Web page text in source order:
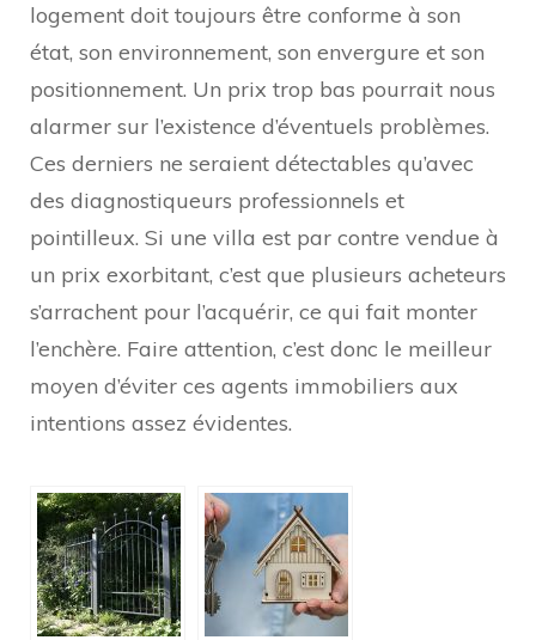
logement doit toujours être conforme à son
état, son environnement, son envergure et son
positionnement. Un prix trop bas pourrait nous
alarmer sur l’existence d’éventuels problèmes.
Ces derniers ne seraient détectables qu’avec
des diagnostiqueurs professionnels et
pointilleux. Si une villa est par contre vendue à
un prix exorbitant, c’est que plusieurs acheteurs
s’arrachent pour l’acquérir, ce qui fait monter
l’enchère. Faire attention, c’est donc le meilleur
moyen d’éviter ces agents immobiliers aux
intentions assez évidentes.